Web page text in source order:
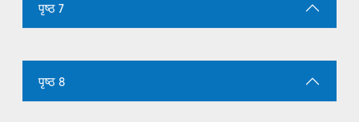
पृष्ठ 7
पृष्ठ 8